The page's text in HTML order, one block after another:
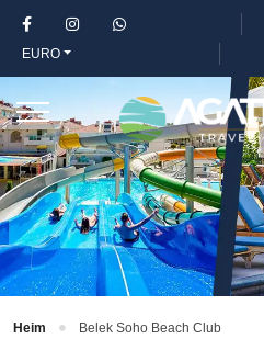
EURO
Heim Belek Soho Beach Club